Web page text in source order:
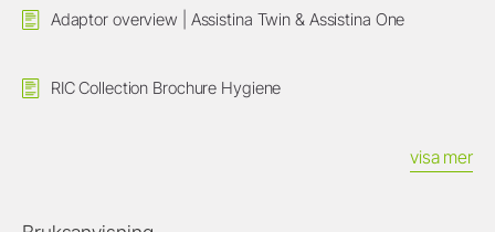
Adaptor overview | Assistina Twin & Assistina One
RIC Collection Brochure Hygiene
visa mer